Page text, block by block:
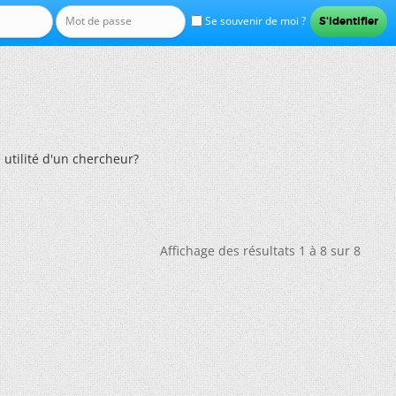
Se souvenir de moi ?
utilité d'un chercheur?
Affichage des résultats 1 à 8 sur 8